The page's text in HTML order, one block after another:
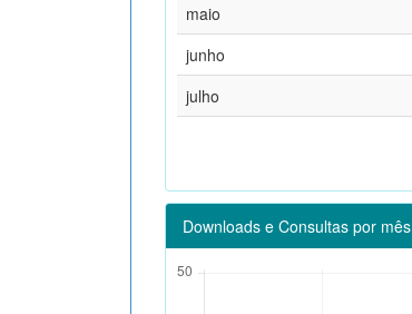
maio
junho
julho
Downloads e Consultas por mês